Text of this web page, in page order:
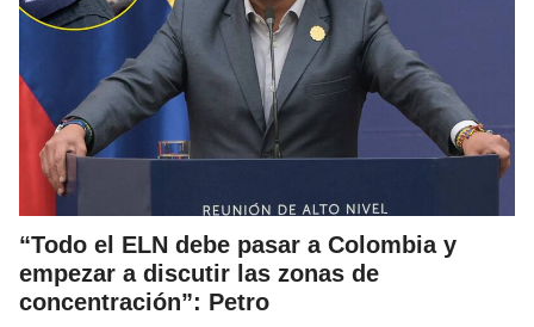
“Todo el ELN debe pasar a Colombia y
empezar a discutir las zonas de
concentración”: Petro